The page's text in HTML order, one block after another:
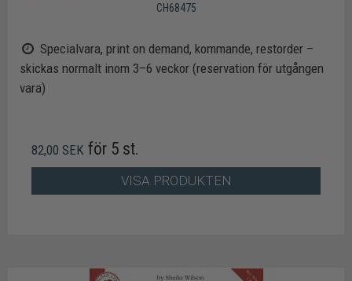
CH68475
Specialvara, print on demand, kommande, restorder –
skickas normalt inom 3–6 veckor (reservation för utgången
vara)
82,00 SEK för 5 st.
VISA PRODUKTEN